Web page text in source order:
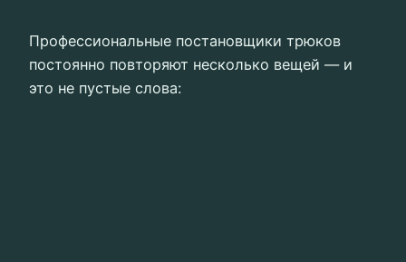
Профессиональные постановщики трюков
постоянно повторяют несколько вещей — и
это не пустые слова: